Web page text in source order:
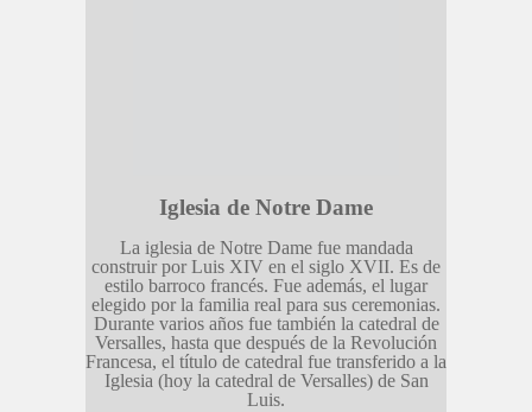
Iglesia de Notre Dame
La iglesia de Notre Dame fue mandada
construir por Luis XIV en el siglo XVII. Es de
estilo barroco francés. Fue además, el lugar
elegido por la familia real para sus ceremonias.
Durante varios años fue también la catedral de
Versalles, hasta que después de la Revolución
Francesa, el título de catedral fue transferido a la
Iglesia (hoy la catedral de Versalles) de San
Luis.